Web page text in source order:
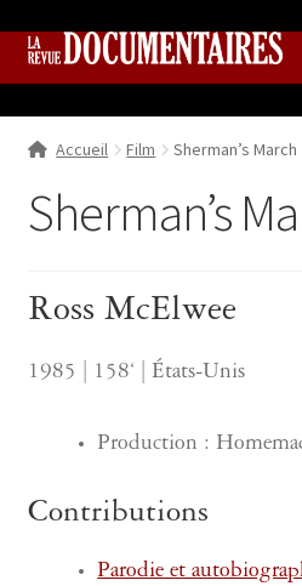
Aller
navigation
Aller
Qui sommes nous ?
Collection
Boutique
Accueil Film Sherman’s March
Sherman’s
Ross McElwee
1985 | 158‘ | États-Unis
Production :
Contributions
Parodie et